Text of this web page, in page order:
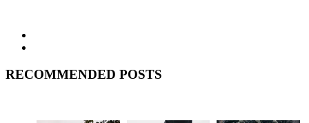
RECOMMENDED POSTS